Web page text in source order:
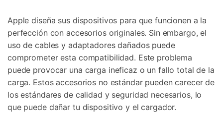
Apple diseña sus dispositivos para que funcionen a la
perfección con accesorios originales. Sin embargo, el
uso de cables y adaptadores dañados puede
comprometer esta compatibilidad. Este problema
puede provocar una carga ineficaz o un fallo total de la
carga. Estos accesorios no estándar pueden carecer de
los estándares de calidad y seguridad necesarios, lo
que puede dañar tu dispositivo y el cargador.